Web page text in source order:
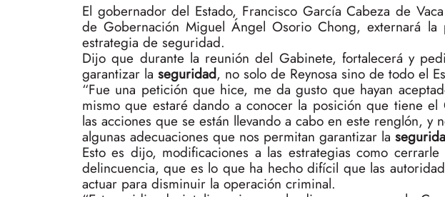
El gobernador del Estado, Francisco García Cabeza de
de Gobernación Miguel Ángel Osorio Chong, externará
estrategia de seguridad.
Dijo que durante la reunión del Gabinete, fortalecerá y
garantizar la seguridad, no solo de Reynosa sino de todo el
“Fue una petición que hice, me da gusto que hayan
mismo que estaré dando a conocer la posición que tiene
las acciones que se están llevando a cabo en este renglón, y
algunas adecuaciones que nos permitan garantizar la
Esto es dijo, modificaciones a las estrategias como
delincuencia, que es lo que ha hecho difícil que las
actuar para disminuir la operación criminal.